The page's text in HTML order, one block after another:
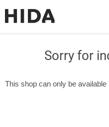
Sorry for
This shop can only be available